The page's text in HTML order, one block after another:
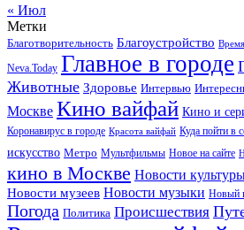
« Июл
Метки
Благотворительность Благоустройство
Neva.Today Главное в городе
Животные Здоровье Интервью
Москве Кино вайфай Кино и
Коронавирус в городе Красота вайфай Куда пойти в
искусство Метро Мультфильмы Новое на сайте
кино в Москве Новости
Новости музеев Новости музыки Новый
Погода Политика Происшествия